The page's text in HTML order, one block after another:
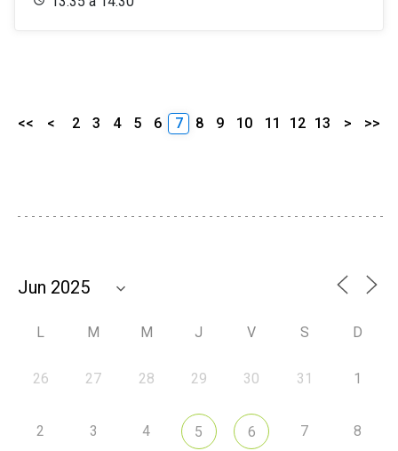
<< < 2 3 4 5 6 7 8 9 10 11 12 13 > >>
L M M J V S D
26 27 28 29 30 31 1
2 3 4 5 6 7 8